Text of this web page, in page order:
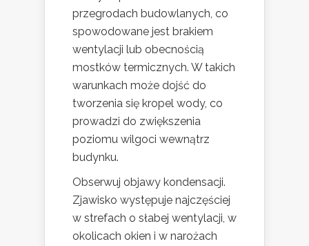
przegrodach budowlanych, co
spowodowane jest brakiem
wentylacji lub obecnością
mostków termicznych. W takich
warunkach może dojść do
tworzenia się kropel wody, co
prowadzi do zwiększenia
poziomu wilgoci wewnątrz
budynku.
Obserwuj objawy kondensacji.
Zjawisko występuje najczęściej
w strefach o słabej wentylacji, w
okolicach okien i w narożach